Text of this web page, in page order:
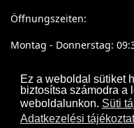
Ez a weboldal sütiket
biztosítsa számodra a
weboldalunkon. Süti
Adatkezelési
Öffnungszeiten:
Montag - Donnerstag:
Freitag: 09:30-16:30